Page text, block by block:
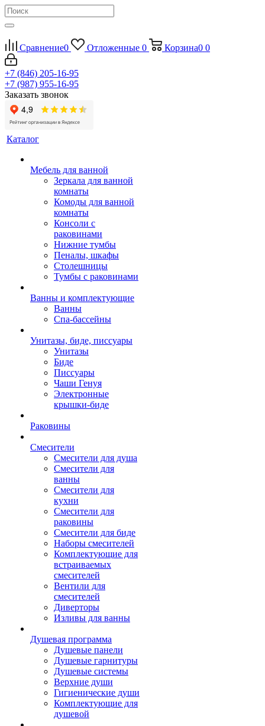
Сравнение0 Отложенные 0 Корзина0 0
+7 (846) 205-16-95
+7 (987) 955-16-95
Заказать звонок
Каталог
Мебель для ванной
Зеркала для ванной
комнаты
Комоды для ванной
комнаты
Консоли с
раковинами
Нижние тумбы
Пеналы, шкафы
Столешницы
Тумбы с раковинами
Ванны и комплектующие
Ванны
Спа-бассейны
Унитазы, биде, писсуары
Унитазы
Биде
Писсуары
Чаши Генуя
Электронные
крышки-биде
Раковины
Смесители
Смесители для душа
Смесители для
ванны
Смесители для
кухни
Смесители для
раковины
Смесители для биде
Наборы смесителей
Комплектующие для
встраиваемых
смесителей
Вентили для
смесителей
Диверторы
Изливы для ванны
Душевая программа
Душевые панели
Душевые гарнитуры
Душевые системы
Верхние души
Гигиенические души
Комплектующие для
душевой